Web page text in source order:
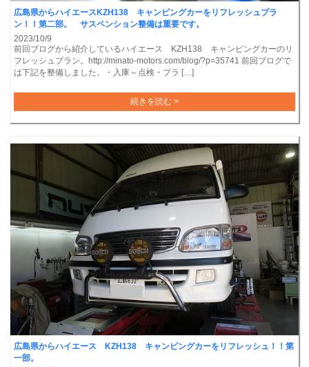
広島県からハイエースKZH138 キャンピングカーをリフレッシュプラ
ン！！第二部。 サスペンション整備は重要です。
2023/10/9
前回ブログから紹介しているハイエース KZH138 キャンピングカーのリ
フレッシュプラン。http://minato-motors.com/blog/?p=35741 前回ブログで
は下記を整備しました。・入庫～点検・プラ […]
続きを読む >
広島県からハイエース KZH138 キャンピングカーをリフレッシュ！！第
一部。